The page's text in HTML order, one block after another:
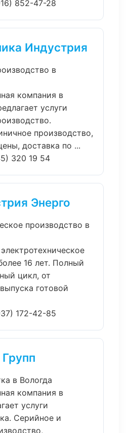
852-47-28
Индустрия
в
компания в
услуги
производство,
доставка по ...
320 19 54
Энерго
производство в
16 лет. Полный
цикл, от
готовой
172-42-85
в Вологда
компания в
услуги
Серийное и